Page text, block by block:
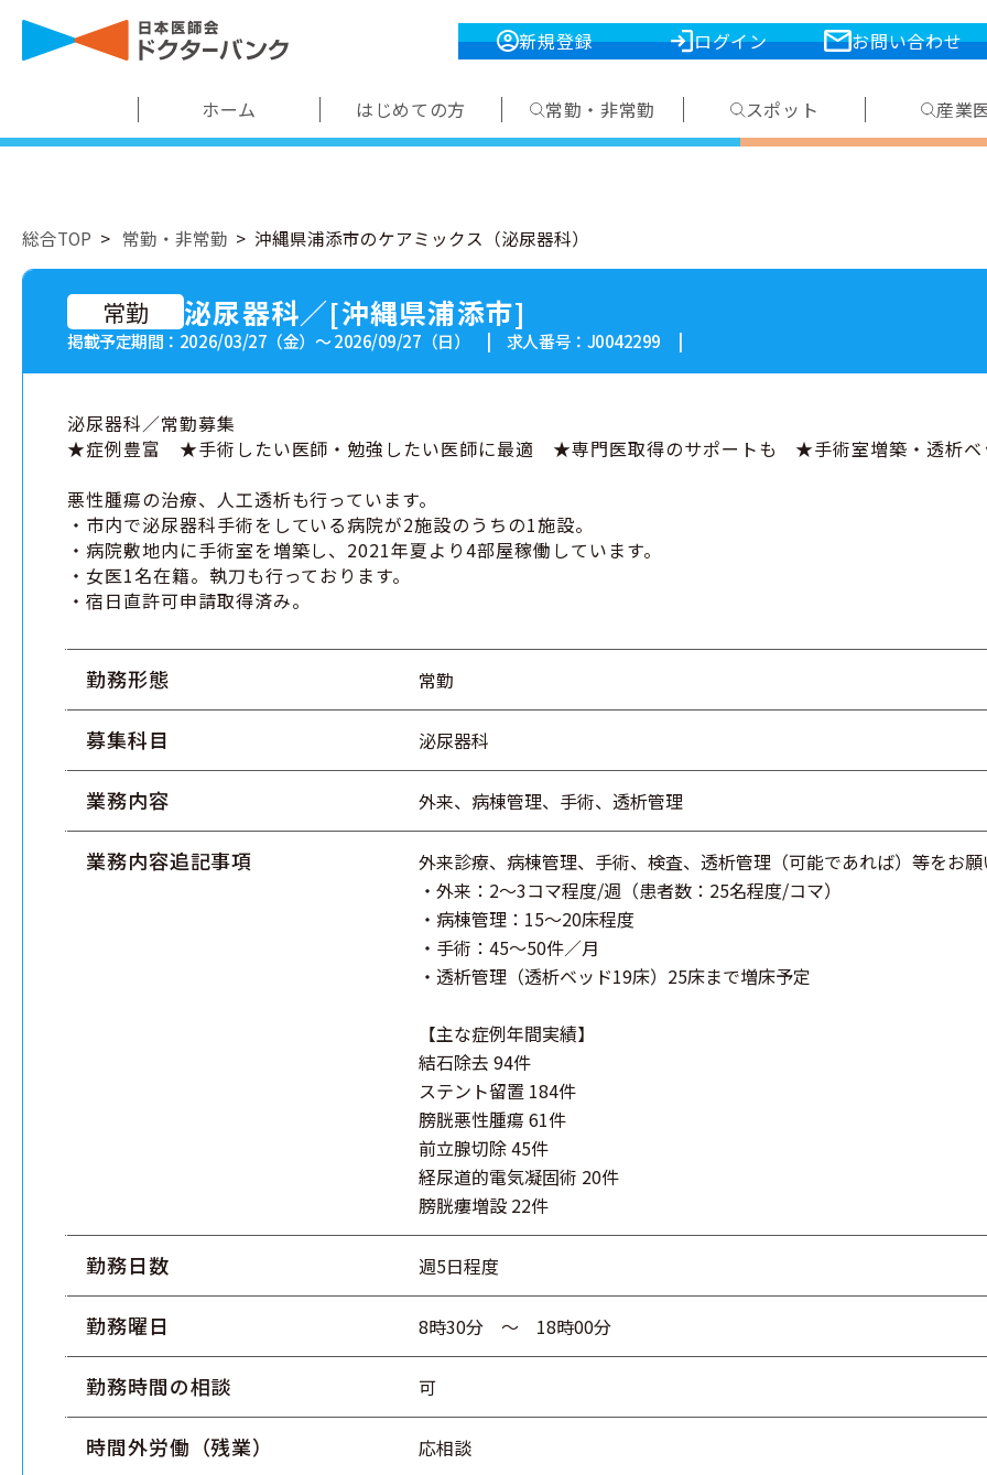
新規登録 ログイン お問い合わせ
ホーム はじめての方 常勤・非常勤 スポット 産業
総合TOP 常勤・非常勤 沖縄県浦添市のケアミックス（泌尿器科）
常勤 泌尿器科／[沖縄県浦添市]
掲載予定期間：2026/03/27（金）〜 2026/09/27（日） | 求人番号：J0042299 |
泌尿器科／常勤募集
★症例豊富 ★手術したい医師・勉強したい医師に最適 ★専門医取得のサポートも ★手術室増築・透析ベ
悪性腫瘍の治療、人工透析も行っています。
・市内で泌尿器科手術をしている病院が2施設のうちの1施設。
・病院敷地内に手術室を増築し、2021年夏より4部屋稼働しています。
・女医1名在籍。執刀も行っております。
・宿日直許可申請取得済み。
勤務形態 常勤
募集科目 泌尿器科
業務内容 外来、病棟管理、手術、透析管理
業務内容追記事項
外来診療、病棟管理、手術、検査、透析管理（可能であれば）等をお願
・外来：2～3コマ程度/週（患者数：25名程度/コマ）
・病棟管理：15～20床程度
・手術：45～50件／月
・透析管理（透析ベッド19床）25床まで増床予定
【主な症例年間実績】
結石除去 94件
ステント留置 184件
膀胱悪性腫瘍 61件
前立腺切除 45件
経尿道的電気凝固術 20件
膀胱瘻増設 22件
勤務日数 週5日程度
勤務曜日 8時30分 ～ 18時00分
勤務時間の相談 可
時間外労働（残業） 応相談